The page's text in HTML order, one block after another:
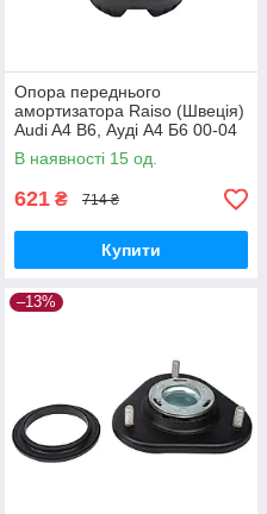
Опора переднього
амортизатора Raiso (Швеція)
Audi A4 B6, Ауді А4 Б6 00-04
#RC02200 UAOKBJQ17
В наявності 15 од.
621 ₴ 714 ₴
Купити
–13%